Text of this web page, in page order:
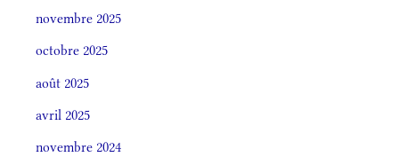
novembre 2025
octobre 2025
août 2025
avril 2025
novembre 2024